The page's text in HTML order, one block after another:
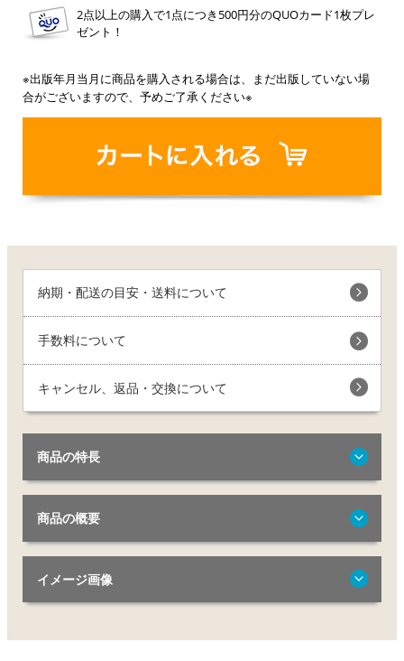
2点以上の購入で1点につき500円分のQUOカード1枚プレ
ゼント！
※出版年月当月に商品を購入される場合は、まだ出版していない場
合がございますので、予めご了承ください※
納期・配送の目安・送料について
手数料について
キャンセル、返品・交換について
商品の特長
商品の概要
イメージ画像